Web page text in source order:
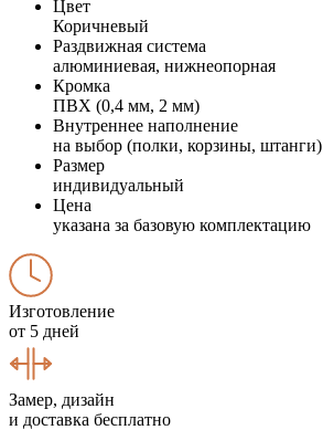
Цвет
Коричневый
Раздвижная система
алюминиевая, нижнеопорная
Кромка
ПВХ (0,4 мм, 2 мм)
Внутреннее наполнение
на выбор (полки, корзины, штанги)
Размер
индивидуальный
Цена
указана за базовую комплектацию
Изготовление
от 5 дней
Замер, дизайн
и доставка бесплатно